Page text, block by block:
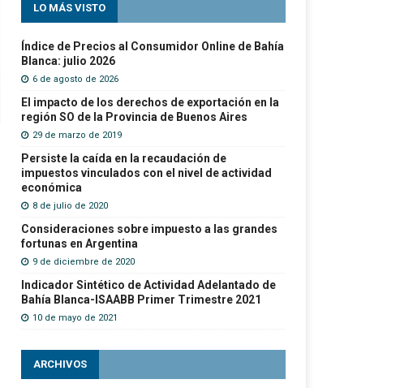
LO MÁS VISTO
Índice de Precios al Consumidor Online de Bahía
Blanca: julio 2026
6 de agosto de 2026
El impacto de los derechos de exportación en la
región SO de la Provincia de Buenos Aires
29 de marzo de 2019
Persiste la caída en la recaudación de
impuestos vinculados con el nivel de actividad
económica
8 de julio de 2020
Consideraciones sobre impuesto a las grandes
fortunas en Argentina
9 de diciembre de 2020
Indicador Sintético de Actividad Adelantado de
Bahía Blanca-ISAABB Primer Trimestre 2021
10 de mayo de 2021
ARCHIVOS